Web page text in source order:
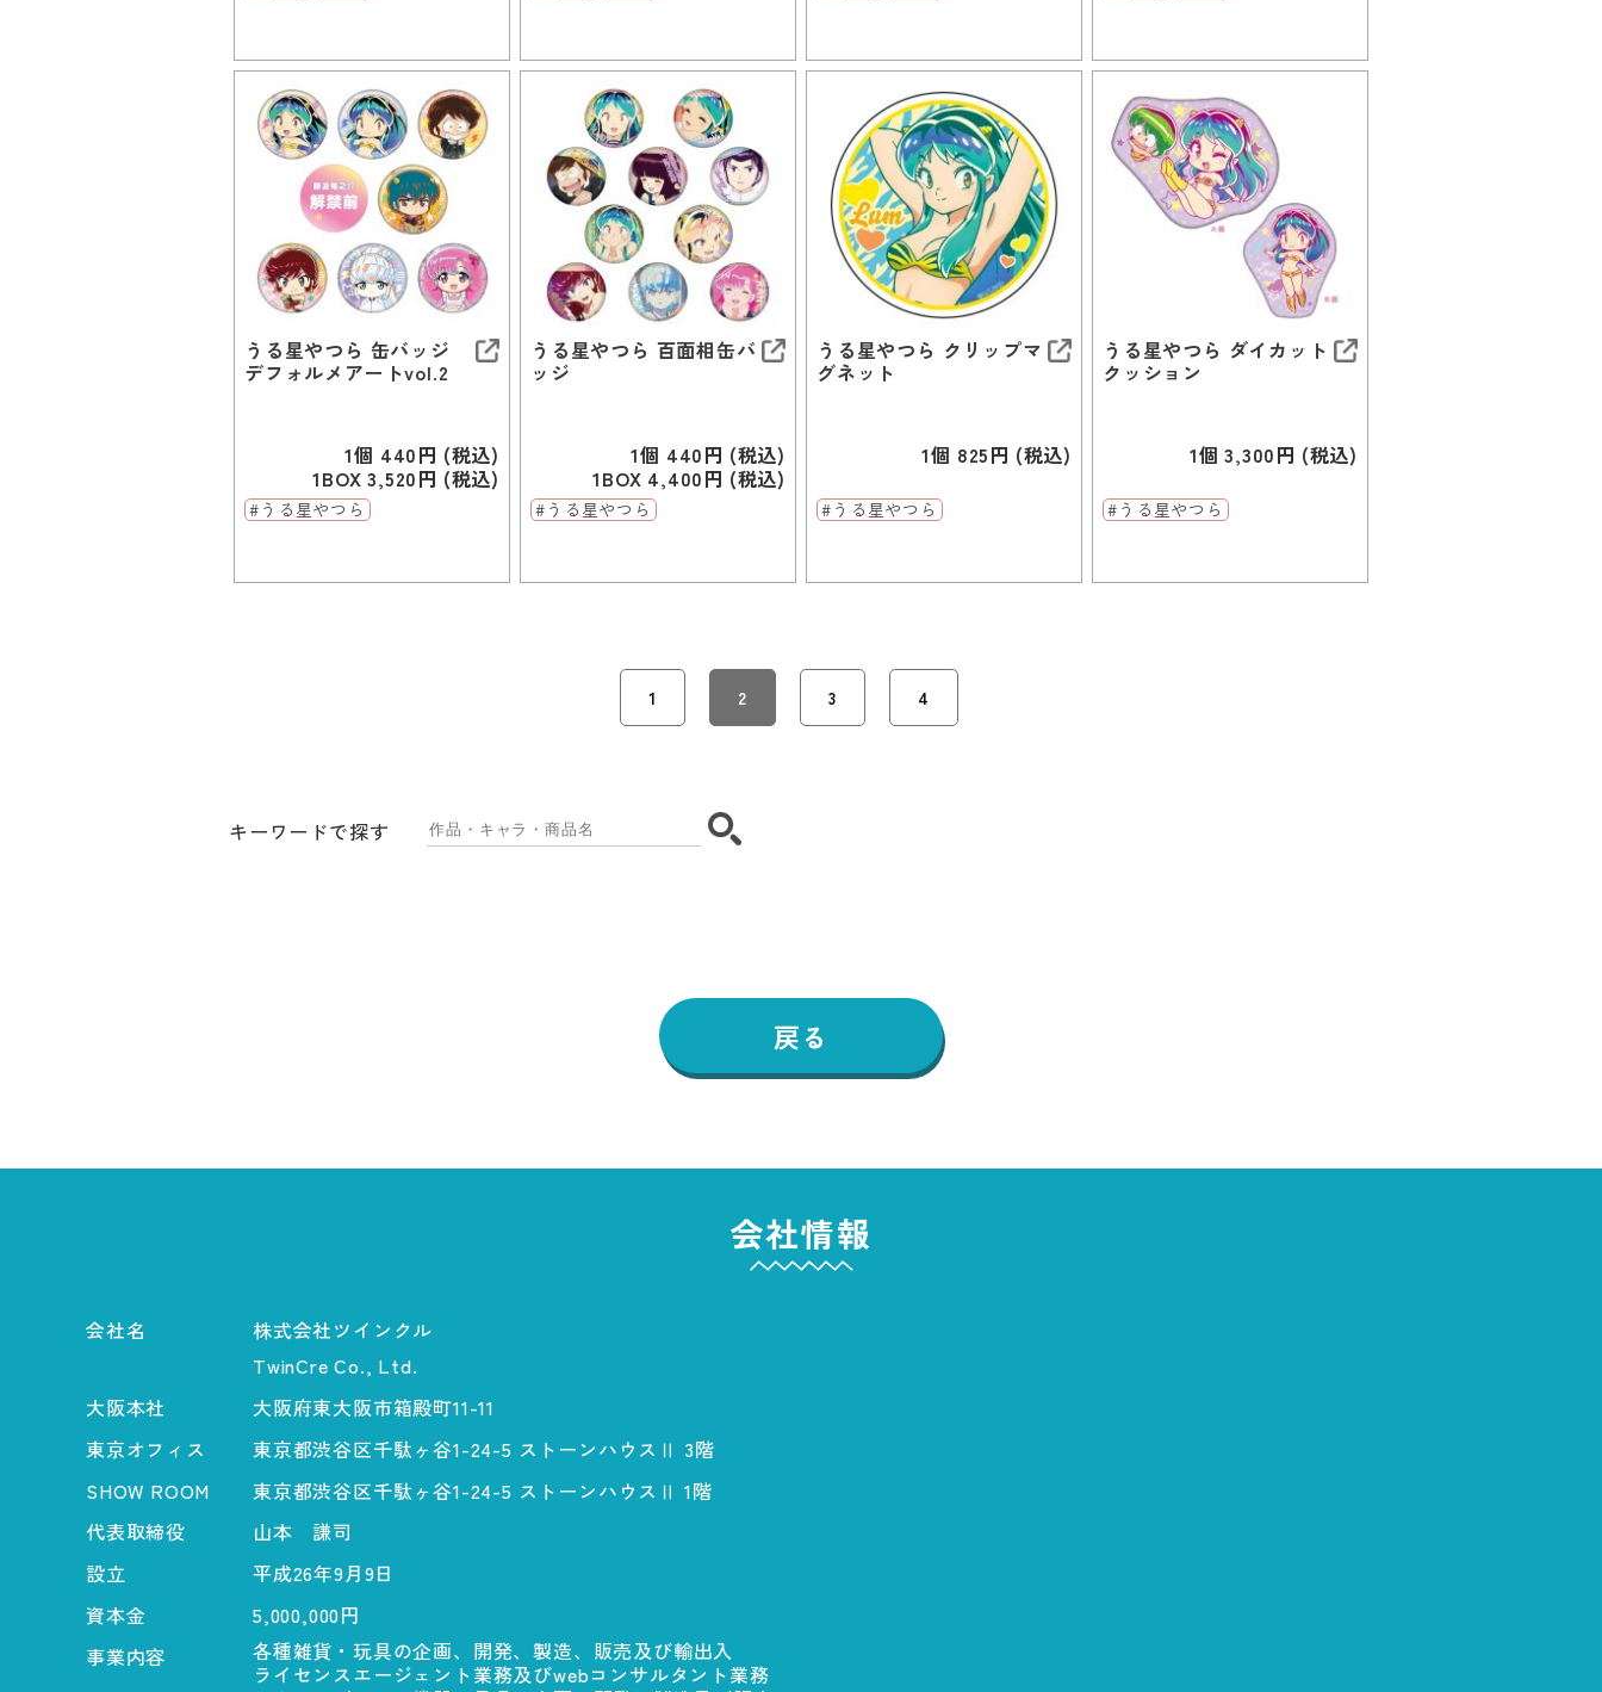
うる星やつら 缶バッジ
デフォルメアートvol.2
1個 440円 (税込)
1BOX 3,520円 (税込)
#うる星やつら
うる星やつら 百面相缶バ
ッジ
1個 440円 (税込)
1BOX 4,400円 (税込)
#うる星やつら
うる星やつら クリップマ
グネット
1個 825円 (税込)
#うる星やつら
うる星やつら ダイカット
クッション
1個 3,300円 (税込)
#うる星やつら
1 2 3 4
キーワードで探す
戻る
会社情報
会社名
株式会社ツインクル
TwinCre Co., Ltd.
大阪本社
大阪府東大阪市箱殿町11-11
東京オフィス
東京都渋谷区千駄ヶ谷1-24-5 ストーンハウスⅡ 3階
SHOW ROOM
東京都渋谷区千駄ヶ谷1-24-5 ストーンハウスⅡ 1階
代表取締役
山本 謙司
設立
平成26年9月9日
資本金
5,000,000円
事業内容
各種雑貨・玩具の企画、開発、製造、販売及び輸出入
ライセンスエージェント業務及びwebコンサルタント業務